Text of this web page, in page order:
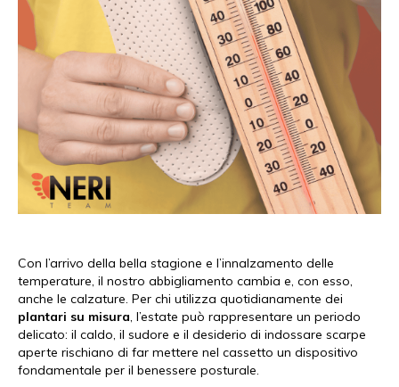
Con l’arrivo della bella stagione e l’innalzamento delle
temperature, il nostro abbigliamento cambia e, con esso,
anche le calzature. Per chi utilizza quotidianamente dei
plantari su misura, l’estate può rappresentare un periodo
delicato: il caldo, il sudore e il desiderio di indossare scarpe
aperte rischiano di far mettere nel cassetto un dispositivo
fondamentale per il benessere posturale.